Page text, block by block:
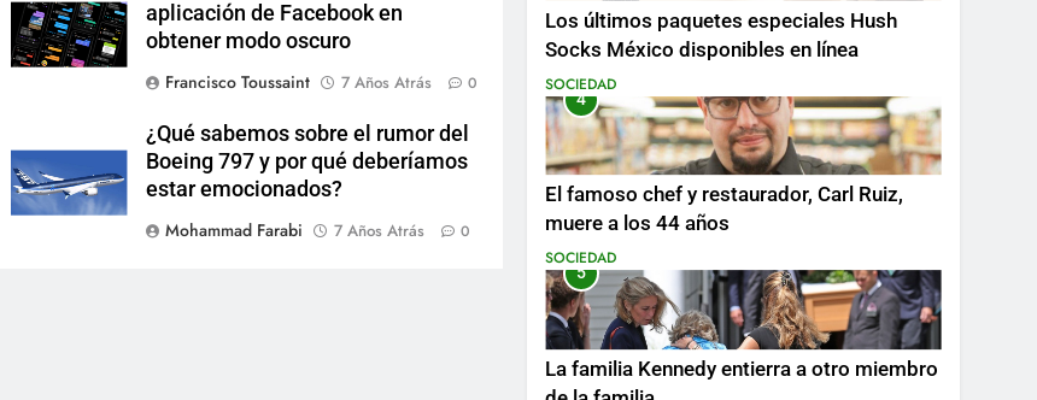
aplicación de Facebook en
obtener modo oscuro
Francisco Toussaint
7 Años Atrás 0
¿Qué sabemos sobre el rumor del
Boeing 797 y por qué deberíamos
estar emocionados?
Mohammad Farabi
7 Años Atrás 0
Los últimos paquetes especiales Hush
Socks México disponibles en línea
SOCIEDAD
4
El famoso chef y restaurador, Carl Ruiz,
muere a los 44 años
SOCIEDAD
5
La familia Kennedy entierra a otro miembro